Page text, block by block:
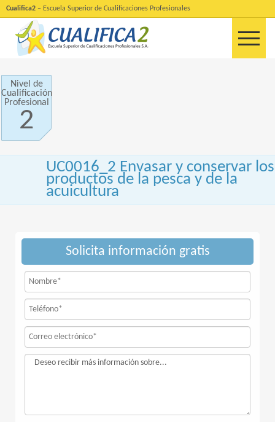
Cualifica2 – Escuela Superior de Cualificaciones Profesionales
Nivel de
Cualificación
Profesional
2
UC0016_2 Envasar y conservar los
productos de la pesca y de la
acuicultura
Solicita información gratis